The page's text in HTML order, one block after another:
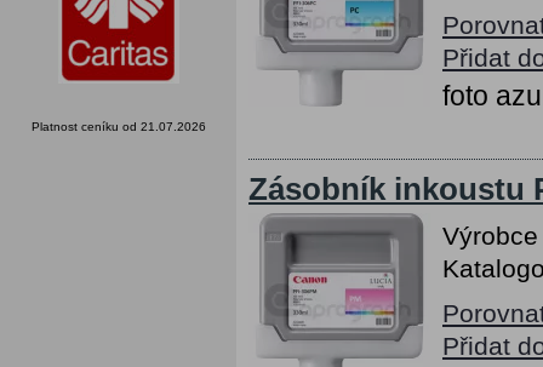
Platnost ceníku od 21.07.2026
Přidat
foto
Zásobník inkoustu
Přidat